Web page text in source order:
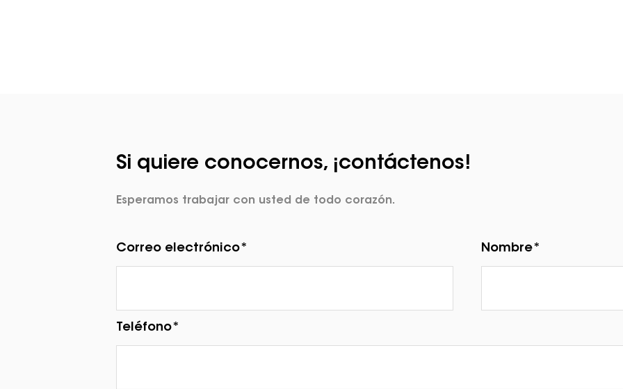
Si quiere conocernos, ¡contáctenos!
Esperamos trabajar con usted de todo corazón.
Correo electrónico* Nombre*
Teléfono*